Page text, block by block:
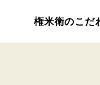
権米衛のこだ